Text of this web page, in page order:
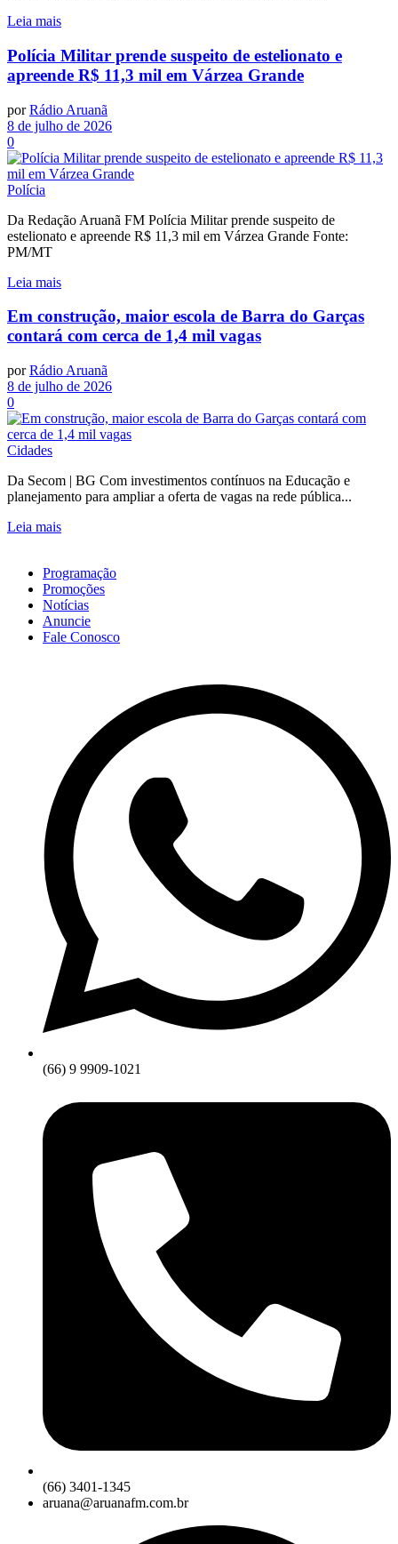
Leia mais
Polícia Militar prende suspeito de estelionato e
apreende R$ 11,3 mil em Várzea Grande
por Rádio Aruanã
8 de julho de 2026
0
Polícia
Da Redação Aruanã FM Polícia Militar prende suspeito de
estelionato e apreende R$ 11,3 mil em Várzea Grande Fonte:
PM/MT
Leia mais
Em construção, maior escola de Barra do Garças
contará com cerca de 1,4 mil vagas
por Rádio Aruanã
8 de julho de 2026
0
Cidades
Da Secom | BG Com investimentos contínuos na Educação e
planejamento para ampliar a oferta de vagas na rede pública...
Leia mais
Programação
Promoções
Notícias
Anuncie
Fale Conosco
(66) 9 9909-1021
(66) 3401-1345
aruana@aruanafm.com.br